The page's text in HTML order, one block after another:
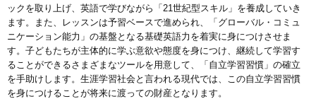
ックを取り上げ、英語で学びながら「21世紀型スキル」を養成していき
ます。また、レッスンは予習ベースで進められ、「グローバル・コミュ
ニケーション能力」の基盤となる基礎英語力を着実に身につけさせま
す。子どもたちが主体的に学ぶ意欲や態度を身につけ、継続して学習す
ることができるさまざまなツールを用意して、「自立学習習慣」の確立
を手助けします。生涯学習社会と言われる現代では、この自立学習習慣
を身につけることが将来に渡っての財産となります。